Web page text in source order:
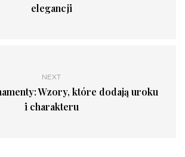
elegancji
NEXT
Wzory, które dodają uroku
i charakteru